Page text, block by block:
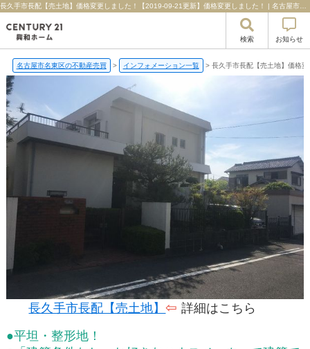
検索 お知らせ
名古屋市名東区の不動産売買 > インフォメーション一覧 > 長久手市長配【売土地】価格
長久手市長配【売土地】⇦詳細はこちら
●平坦・整形地！